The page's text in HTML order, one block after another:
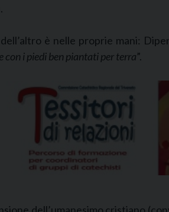
è nelle proprie mani:
con i piedi ben piantati per terra”.